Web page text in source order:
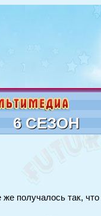
6 СЕЗОН
получалось так,